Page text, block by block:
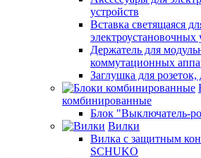
устройств
Вставка светящаяся
электроустановочных
Держатель для
коммутационных
Заглушка для
комбинированные
Блок "Выключатель-
Вилки
Вилка с защитным
SCHUKO